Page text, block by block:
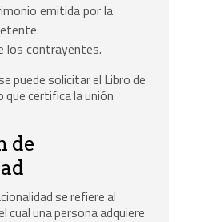
emitida por la
los contrayentes.
puede solicitar el Libro de
que certifica la unión
de
se refiere al
cual una persona adquiere